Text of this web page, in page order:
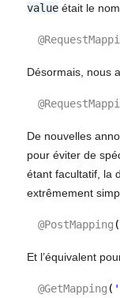
valueétait le nom
Désormais, nous
De nouvelles
pour éviter de
étant facultatif, la
extrêmement
@PostMapping (
Et l’équivalent
@GetMapping (